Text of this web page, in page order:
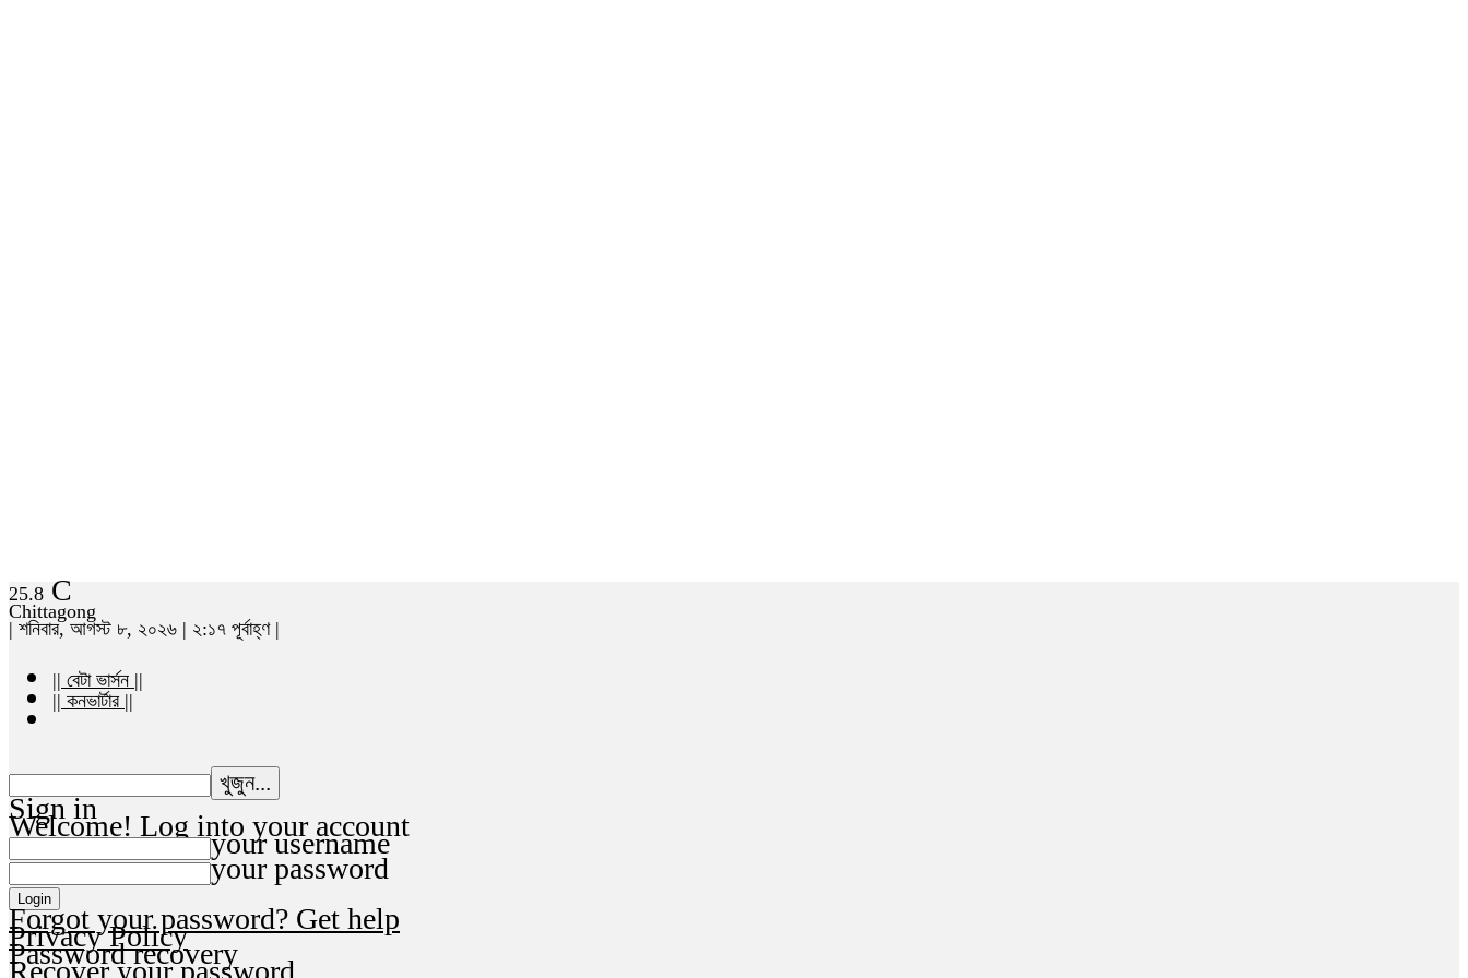
25.8 C
Chittagong
| শনিবার, আগস্ট ৮, ২০২৬ | ২:১৭ পূর্বাহ্ণ |
|| বেটা ভার্সন ||
|| কনভার্টার ||
Sign in
Welcome! Log into your account
your username
your password
Forgot your password? Get help
Privacy Policy
Password recovery